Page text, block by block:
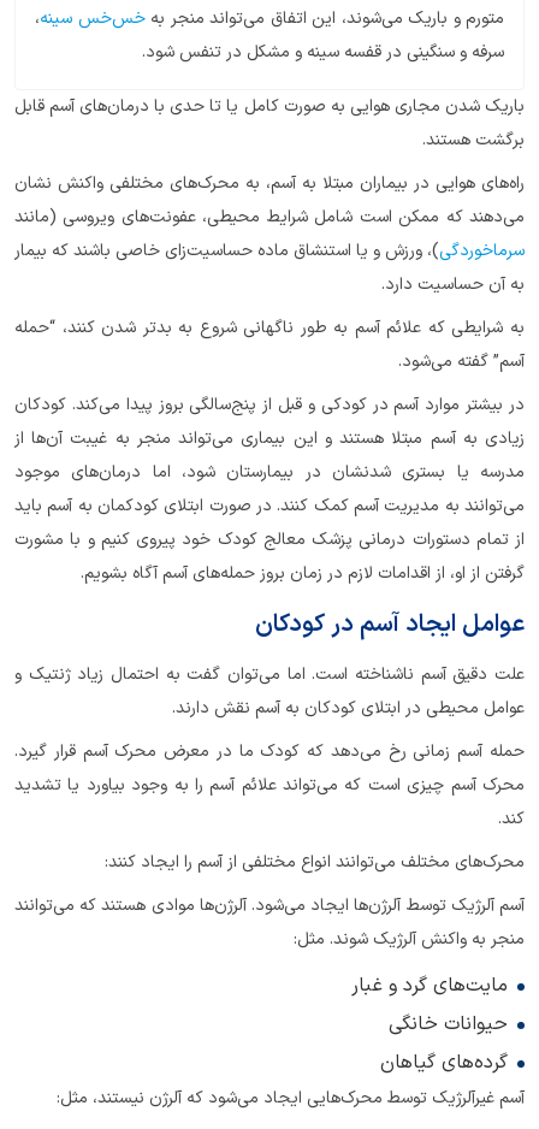
متورم و باریک‌ می‌شوند، این اتفاق می‌تواند منجر به خس‌خس سینه،
سرفه و سنگینی در قفسه سینه و مشکل در تنفس شود.
باریک شدن مجاری هوایی به صورت کامل یا تا حدی با درمان‌های آسم قابل
برگشت هستند.
راه‌های هوایی در بیماران مبتلا به آسم، به محرک‌های مختلفی واکنش نشان
می‌دهند که ممکن است شامل شرایط محیطی، عفونت‌های ویروسی (مانند
سرماخوردگی)، ورزش و یا استنشاق ماده حساسیت‌زای خاصی باشند که بیمار
به آن‌ حساسیت دارد.
به شرایطی که علائم آسم به طور ناگهانی شروع به بدتر شدن ‌کنند، “حمله
آسم” گفته می‌شود.
در بیشتر موارد آسم در کودکی و قبل از پنج‌سالگی بروز پیدا می‌کند. کودکان
زیادی به آسم مبتلا هستند و این بیماری می‌تواند منجر به غیبت آن‌ها از
مدرسه یا بستری شدنشان در بیمارستان شود، اما درمان‌های موجود
می‌توانند به مدیریت آسم کمک کنند. در صورت ابتلای کودکمان به آسم باید
از تمام دستورات درمانی پزشک معالج کودک خود پیروی کنیم و با مشورت
گرفتن از او، از اقدامات لازم در زمان بروز حمله‌های آسم آگاه بشویم.
عوامل ایجاد آسم در کودکان
علت دقیق آسم ناشناخته است. اما می‌توان گفت به احتمال زیاد ژنتیک و
عوامل محیطی در ابتلای کودکان به آسم نقش دارند.
حمله آسم زمانی رخ می‌دهد که کودک ما در معرض محرک آسم قرار ‌گیرد.
محرک آسم چیزی است که می‌تواند علائم آسم را به وجود بیاورد یا تشدید
کند.
محرک‌های مختلف می‌توانند انواع مختلفی از آسم را ایجاد کنند:
آسم آلرژیک توسط آلرژن‌ها ایجاد می‌شود. آلرژن‌ها موادی هستند که می‌توانند
منجر به واکنش آلرژیک شوند. مثل:
مایت‌های گرد و غبار
حیوانات خانگی
گرده‌های گیاهان
آسم غیرآلرژیک توسط محرک‌هایی ایجاد می‌شود که آلرژن نیستند، مثل: